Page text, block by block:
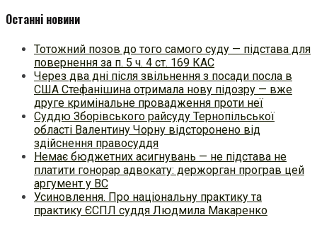
Останні новини
Тотожний позов до того самого суду — підстава для
повернення за п. 5 ч. 4 ст. 169 КАС
Через два дні після звільнення з посади посла в
США Стефанішина отримала нову підозру — вже
друге кримінальне провадження проти неї
Суддю Зборівського райсуду Тернопільської
області Валентину Чорну відсторонено від
здійснення правосуддя
Немає бюджетних асигнувань — не підстава не
платити гонорар адвокату: держорган програв цей
аргумент у ВС
Усиновлення. Про національну практику та
практику ЄСПЛ суддя Людмила Макаренко